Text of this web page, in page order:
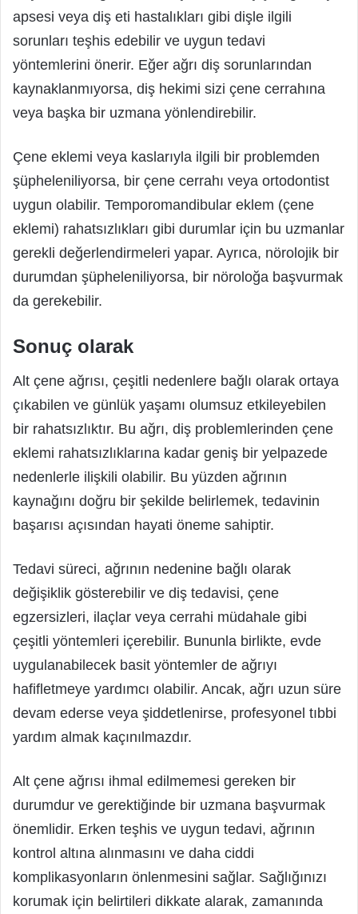
apsesi veya diş eti hastalıkları gibi dişle ilgili
sorunları teşhis edebilir ve uygun tedavi
yöntemlerini önerir. Eğer ağrı diş sorunlarından
kaynaklanmıyorsa, diş hekimi sizi çene cerrahına
veya başka bir uzmana yönlendirebilir.
Çene eklemi veya kaslarıyla ilgili bir problemden
şüpheleniliyorsa, bir çene cerrahı veya ortodontist
uygun olabilir. Temporomandibular eklem (çene
eklemi) rahatsızlıkları gibi durumlar için bu uzmanlar
gerekli değerlendirmeleri yapar. Ayrıca, nörolojik bir
durumdan şüpheleniliyorsa, bir nöroloğa başvurmak
da gerekebilir.
Sonuç olarak
Alt çene ağrısı, çeşitli nedenlere bağlı olarak ortaya
çıkabilen ve günlük yaşamı olumsuz etkileyebilen
bir rahatsızlıktır. Bu ağrı, diş problemlerinden çene
eklemi rahatsızlıklarına kadar geniş bir yelpazede
nedenlerle ilişkili olabilir. Bu yüzden ağrının
kaynağını doğru bir şekilde belirlemek, tedavinin
başarısı açısından hayati öneme sahiptir.
Tedavi süreci, ağrının nedenine bağlı olarak
değişiklik gösterebilir ve diş tedavisi, çene
egzersizleri, ilaçlar veya cerrahi müdahale gibi
çeşitli yöntemleri içerebilir. Bununla birlikte, evde
uygulanabilecek basit yöntemler de ağrıyı
hafifletmeye yardımcı olabilir. Ancak, ağrı uzun süre
devam ederse veya şiddetlenirse, profesyonel tıbbi
yardım almak kaçınılmazdır.
Alt çene ağrısı ihmal edilmemesi gereken bir
durumdur ve gerektiğinde bir uzmana başvurmak
önemlidir. Erken teşhis ve uygun tedavi, ağrının
kontrol altına alınmasını ve daha ciddi
komplikasyonların önlenmesini sağlar. Sağlığınızı
korumak için belirtileri dikkate alarak, zamanında